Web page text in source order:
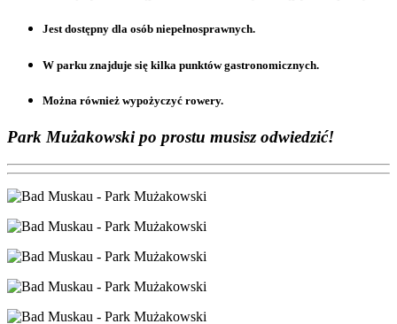
Jest dostępny dla osób niepełnosprawnych.
W parku znajduje się kilka punktów gastronomicznych.
Można również wypożyczyć rowery.
Park Mużakowski po prostu musisz odwiedzić!